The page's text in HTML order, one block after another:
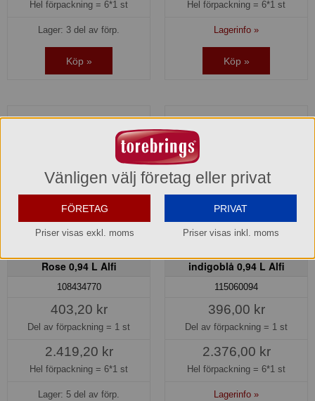
Hel förpackning = 6*1 st
Lager: 3 del av förp.
Köp »
Hel förpackning = 6*1 st
Lagerinfo »
Köp »
Kulan termoskanna Ash
Rose 0,94 L Alfi
108434770
403,20 kr
Del av förpackning = 1 st
2.419,20 kr
Hel förpackning = 6*1 st
Lager: 5 del av förp.
Kulan termoskanna frostad
indigoblå 0,94 L Alfi
115060094
396,00 kr
Del av förpackning = 1 st
2.376,00 kr
Hel förpackning = 6*1 st
Lagerinfo »
Vänligen välj företag eller privat
FÖRETAG
Priser visas exkl. moms
PRIVAT
Priser visas inkl. moms